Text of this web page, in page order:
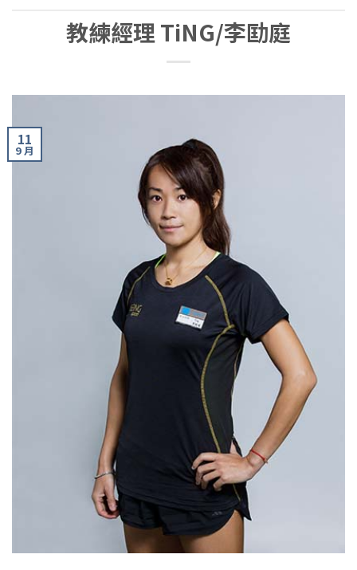
教練經理 TiNG/李劻庭
11
9 月